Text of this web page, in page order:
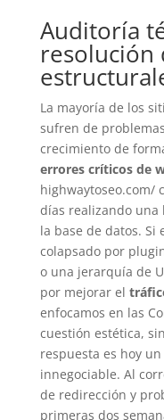
Auditoría
resolución
La mayoría de los
sufren de
crecimiento de
errores críticos de
highwaytoseo.com/
días realizando
la base de datos. Si
colapsado por
o una jerarquía de
por mejorar el
enfocamos en las
cuestión estética,
respuesta es hoy
innegociable. Al
de redirección y
primeras dos